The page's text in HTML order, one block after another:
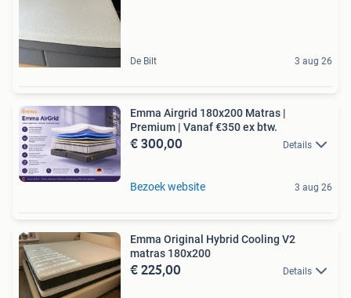
De Bilt 3 aug 26
Emma Airgrid 180x200 Matras |
Premium | Vanaf €350 ex btw.
€ 300,00 Details
Bezoek website 3 aug 26
Emma Original Hybrid Cooling V2
matras 180x200
€ 225,00 Details